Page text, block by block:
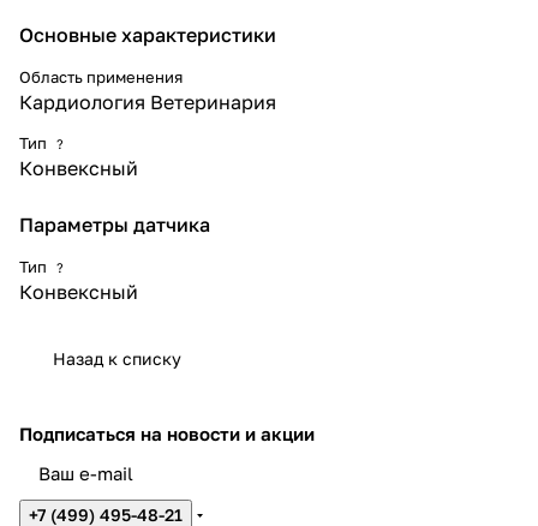
Основные характеристики
Область применения
Кардиология Ветеринария
Тип ?
Конвексный
Параметры датчика
Тип ?
Конвексный
Назад к списку
Подписаться на новости и акции
+7 (499) 495-48-21